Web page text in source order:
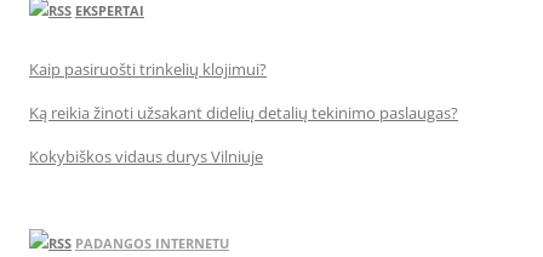
EKSPERTAI
Kaip pasiruošti trinkelių klojimui?
Ką reikia žinoti užsakant didelių detalių tekinimo paslaugas?
Kokybiškos vidaus durys Vilniuje
PADANGOS INTERNETU